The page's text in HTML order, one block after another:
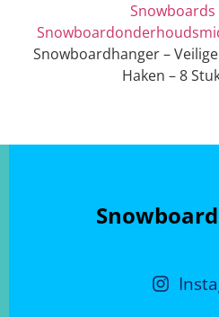
Snowboards
Snowboardhanger –
Haken – 8